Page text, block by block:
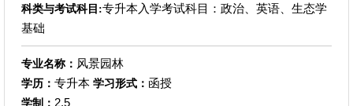
科类与考试科目:专升本入学考试科目：政治、英语、生态学
基础
专业名称： 风景园林
学历： 专升本 学习形式： 函授
学制： 2.5